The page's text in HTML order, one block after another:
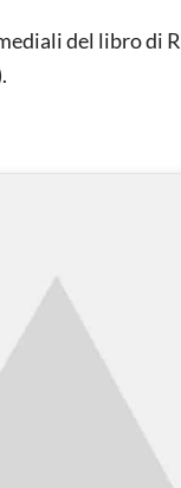
del libro di